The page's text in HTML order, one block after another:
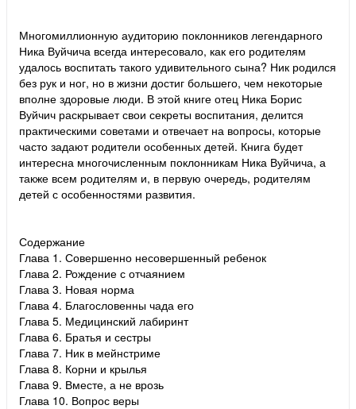
Многомиллионную аудиторию поклонников легендарного
Ника Вуйчича всегда интересовало, как его родителям
удалось воспитать такого удивительного сына? Ник родился
без рук и ног, но в жизни достиг большего, чем некоторые
вполне здоровые люди. В этой книге отец Ника Борис
Вуйчич раскрывает свои секреты воспитания, делится
практическими советами и отвечает на вопросы, которые
часто задают родители особенных детей. Книга будет
интересна многочисленным поклонникам Ника Вуйчича, а
также всем родителям и, в первую очередь, родителям
детей с особенностями развития.
Содержание
Глава 1. Совершенно несовершенный ребенок
Глава 2. Рождение с отчаянием
Глава 3. Новая норма
Глава 4. Благословенны чада его
Глава 5. Медицинский лабиринт
Глава 6. Братья и сестры
Глава 7. Ник в мейнстриме
Глава 8. Корни и крылья
Глава 9. Вместе, а не врозь
Глава 10. Вопрос веры